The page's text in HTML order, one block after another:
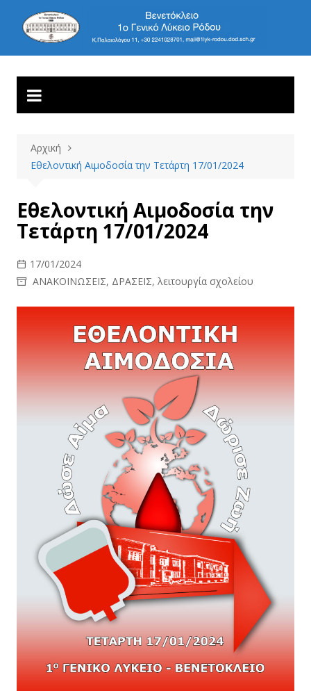
Μετάβαση
περιεχόμενο
1ο ΓΕΝΙΚΟ ΛΥΚΕΙΟ
ΡΟΔΟΥ
Βενετόκλειο
Αρχική
Εθελοντική Αιμοδοσία την Τετάρτη 17/01/2024
Εθελοντική Αιμοδοσία την
Τετάρτη 17/01/2024
17/01/2024
ΑΝΑΚΟΙΝΩΣΕΙΣ, ΔΡΑΣΕΙΣ, λειτουργία σχολείου